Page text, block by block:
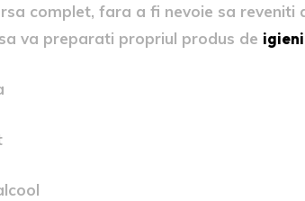
complet, fara a fi nevoie sa reveniti
va preparati propriul produs de